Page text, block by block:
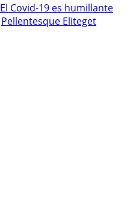
El Covid-19 es humillante
Pellentesque Eliteget